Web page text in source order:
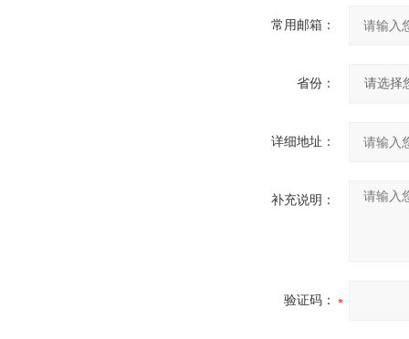
常用邮箱：
省份：
详细地址：
补充说明：
验证码：